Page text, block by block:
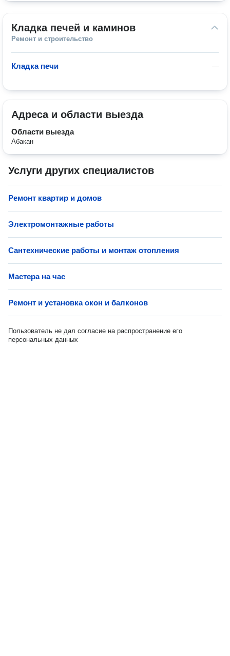
Кладка печей и каминов
Ремонт и строительство
—
Кладка печи
Адреса и области выезда
Области выезда
Абакан
Услуги других специалистов
Ремонт квартир и домов
Электромонтажные работы
Сантехнические работы и монтаж отопления
Мастера на час
Ремонт и установка окон и балконов
Пользователь не дал согласие на распространение его
персональных данных